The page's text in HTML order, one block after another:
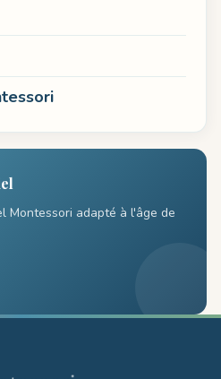
Montessori adapté à l'âge de